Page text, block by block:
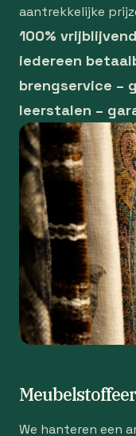
aantrekkelijke
100%
iedereen
brengservice –
leerstalen –
We hanteren een